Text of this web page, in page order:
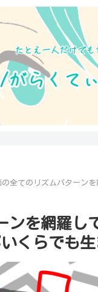
の全てのリズムパターン
ンを網羅し
くらでも